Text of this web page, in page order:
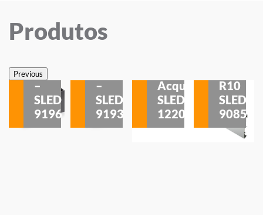
Produtos
PreviousSobrepor
–
SLED
9196
–
SLED
9193
Acqua
SLED
1220
R10
SLED
9085